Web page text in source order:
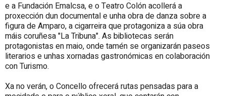
e a Fundación Emalcsa, e o Teatro Colón acollerá a
proxección dun documental e unha obra de danza sobre a
figura de Amparo, a cigarreira que protagoniza a súa obra
máis coruñesa "La Tribuna". As bibliotecas serán
protagonistas en maio, onde tamén se organizarán paseos
literarios e unhas xornadas gastronómicas en colaboración
con Turismo.
Xa no verán, o Concello ofrecerá rutas pensadas para a